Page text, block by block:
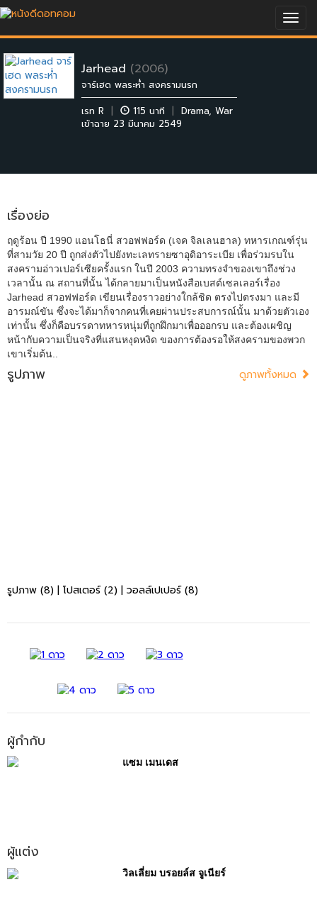
Jarhead (2006)
จาร์เฮด พลระห่ำ สงครามนรก
เรท R
| 115 นาที | Drama, War
เข้าฉาย 23 มีนาคม 2549
เรื่องย่อ
ฤดูร้อน ปี 1990 แอนโธนี่ สวอฟฟอร์ด (เจค จิลเลนฮาล) ทหารเกณฑ์รุ่น
ที่สามวัย 20 ปี ถูกส่งตัวไปยังทะเลทรายซาอุดิอาระเบีย เพื่อร่วมรบใน
สงครามอ่าวเปอร์เซียครั้งแรก ในปี 2003 ความทรงจำของเขาถึงช่วง
เวลานั้น ณ สถานที่นั้น ได้กลายมาเป็นหนังสือเบสต์เซลเลอร์เรื่อง
Jarhead สวอฟฟอร์ด เขียนเรื่องราวอย่างใกล้ชิด ตรงไปตรงมา และมี
อารมณ์ขัน ซึ่งจะได้มาก็จากคนที่เคยผ่านประสบการณ์นั้น มาด้วยตัวเอง
เท่านั้น ซึ่งก็คือบรรดาทหารหนุ่มที่ถูกฝึกมาเพื่อออกรบ และต้องเผชิญ
หน้ากับความเป็นจริงที่แสนหงุดหงิด ของการต้องรอให้สงครามของพวก
เขาเริ่มต้น..
รูปภาพ ดูภาพทั้งหมด
รูปภาพ (8) | โปสเตอร์ (2) | วอลล์เปเปอร์ (8)
ผู้กำกับ
แซม เมนเดส
ผู้แต่ง
วิลเลี่ยม บรอยล์ส จูเนียร์